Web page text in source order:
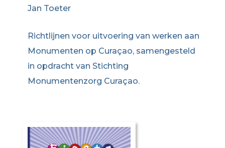
Jan Toeter
Richtlijnen voor uitvoering van werken aan
Monumenten op Curaçao, samengesteld
in opdracht van Stichting
Monumentenzorg Curaçao.